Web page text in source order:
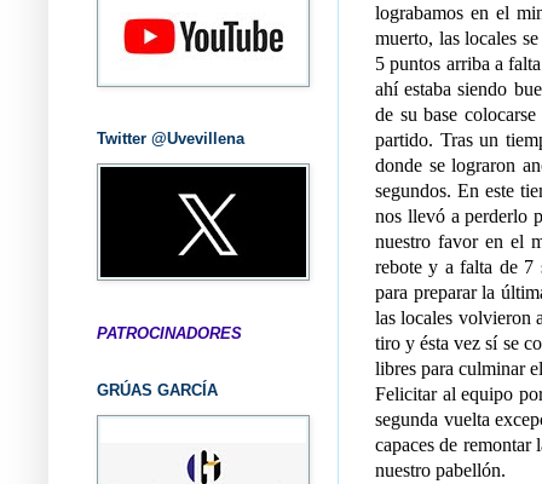
lograbamos en el
muerto, las locales
5 puntos arriba a
ahí estaba siendo
de su base
partido. Tras un
donde se lograron
segundos. En este
nos llevó a perderlo
nuestro favor en el
rebote y a falta de 7
para preparar la
las locales volvieron
tiro y ésta vez sí se
libres para culminar
Felicitar al equipo
segunda vuelta
capaces de remontar
nuestro pabellón.
Twitter @Uvevillena
PATROCINADORES
GRÚAS GARCÍA